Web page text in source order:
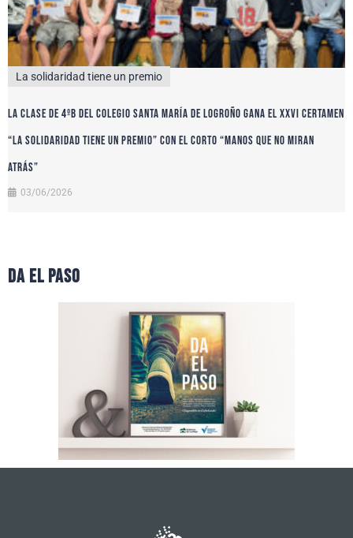
La solidaridad tiene un premio
La clase de 4ºB del colegio Santa María de Logroño gana el XXVI certamen
“La solidaridad tiene un premio” con el corto “Manos que no miran
atrás”
03/06/2026
da el paso